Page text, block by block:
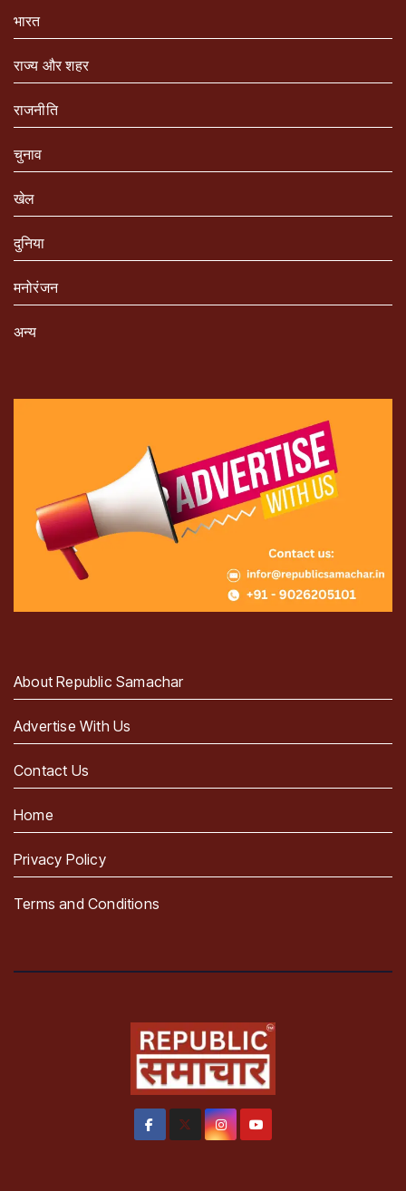
भारत
राज्य और शहर
राजनीति
चुनाव
खेल
दुनिया
मनोरंजन
अन्य
About Republic Samachar
Advertise With Us
Contact Us
Home
Privacy Policy
Terms and Conditions